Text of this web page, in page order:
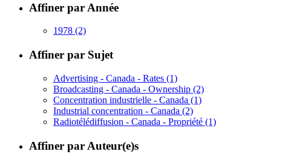
Affiner par Année
1978 (2)
Affiner par Sujet
Advertising - Canada - Rates (1)
Broadcasting - Canada - Ownership (2)
Concentration industrielle - Canada (1)
Industrial concentration - Canada (2)
Radiotélédiffusion - Canada - Propriété (1)
Affiner par Auteur(e)s